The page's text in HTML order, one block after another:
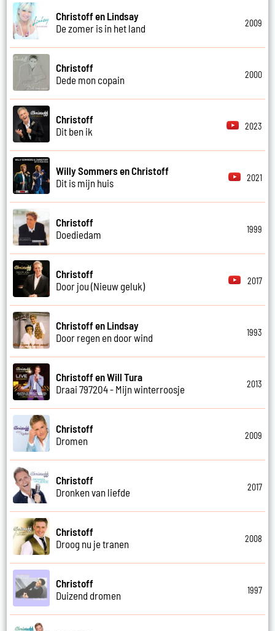
Christoff en Lindsay
De zomer is in het land
2009
Christoff
Dede mon copain
2000
Christoff
Dit ben ik
2023
Willy Sommers en Christoff
Dit is mijn huis
2021
Christoff
Doediedam
1999
Christoff
Door jou (Nieuw geluk)
2017
Christoff en Lindsay
Door regen en door wind
1993
Christoff en Will Tura
Draai 797204 - Mijn winterroosje
2013
Christoff
Dromen
2009
Christoff
Dronken van liefde
2017
Christoff
Droog nu je tranen
2008
Christoff
Duizend dromen
1997